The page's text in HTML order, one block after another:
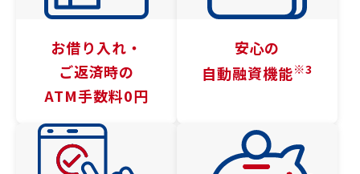
お借り入れ・
ご返済時の
ATM手数料0円
安心の
自動融資機能※3